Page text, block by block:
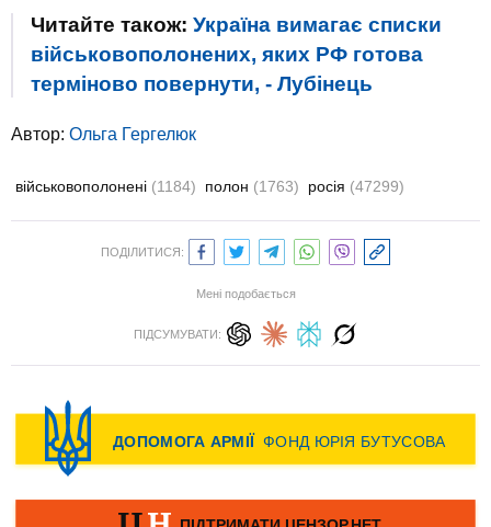
Читайте також: Україна вимагає списки
військовополонених, яких РФ готова
терміново повернути, - Лубінець
Автор: Ольга Гергелюк
військовополонені (1184) полон (1763) росія (47299)
ПОДІЛИТИСЯ:
Мені подобається
ПІДСУМУВАТИ: